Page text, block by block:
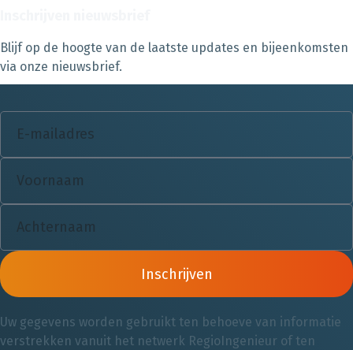
Blijf op de hoogte van de laatste updates en bijeenkomsten
via onze nieuwsbrief.
Inschrijven
Uw gegevens worden gebruikt ten behoeve van informatie
verstrekken vanuit het netwerk RegioIngenieur of ten